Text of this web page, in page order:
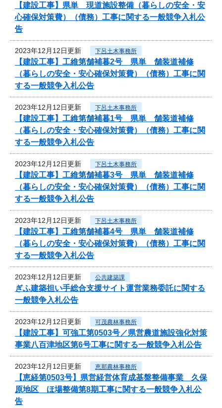
【建設工事】県単 現道施設整備（暮らしの安全・安
心確保対策費）（債務）工事に関する一般競争入札公
告
2023年12月12日更新 下呂土木事務所
【建設工事】工維第舗補暮2号 県単 舗装道補修
（暮らしの安全・安心確保対策費）（債務）工事に関
する一般競争入札公告
2023年12月12日更新 下呂土木事務所
【建設工事】工維第舗補暮1号 県単 舗装道補修
（暮らしの安全・安心確保対策費）（債務）工事に関
する一般競争入札公告
2023年12月12日更新 下呂土木事務所
【建設工事】工維第舗補暮3号 県単 舗装道補修
（暮らしの安全・安心確保対策費）（債務）工事に関
する一般競争入札公告
2023年12月12日更新 下呂土木事務所
【建設工事】工維第舗補暮4号 県単 舗装道補修
（暮らしの安全・安心確保対策費）（債務）工事に関
する一般競争入札公告
2023年12月12日更新 公共建築課
ぎふ建築担い手総合支援サイト運営業務委託に関する
一般競争入札公告
2023年12月12日更新 可茂農林事務所
【建設工事】可強工第0503号／県営農道施設強化対策
事業八百津地区第6号工事に関する一般競争入札公告
2023年12月12日更新 恵那農林事務所
【恵経第0503号】県営経営体育成基盤整備事業 久保
原地区 ほ場整備第8期工事に関する一般競争入札公
告